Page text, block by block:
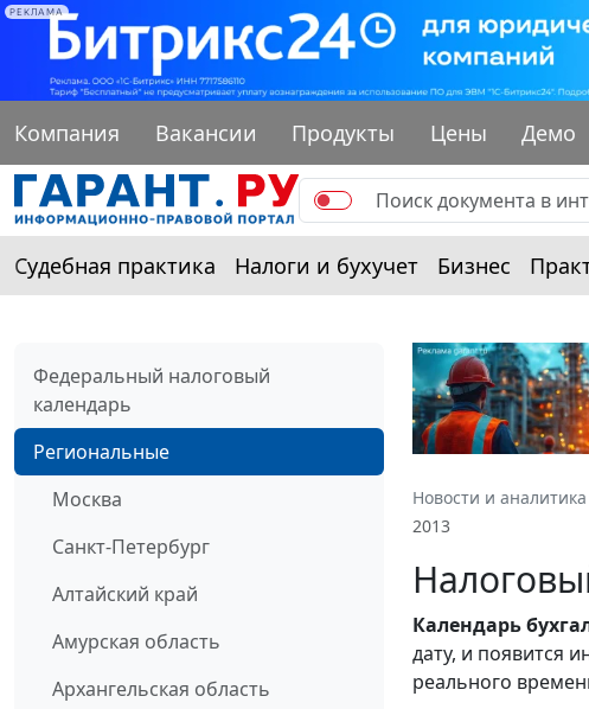
РЕКЛАМА
Компания Вакансии Продукты Цены Демо
Судебная практика Налоги и бухучет Бизнес
Федеральный налоговый
календарь
Региональные
Москва
Санкт-Петербург
Алтайский край
Амурская область
Архангельская область
Новости и аналитика
2013
Календарь
дату, и появится
реального